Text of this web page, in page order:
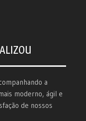
a
moderno, ágil e
de nossos